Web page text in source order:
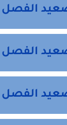
الفصل
الفصل
الفصل